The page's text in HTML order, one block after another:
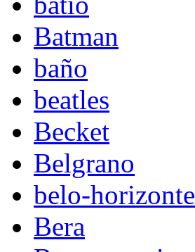
Batman
baño
beatles
Becket
Belgrano
belo-horizonte
Bera